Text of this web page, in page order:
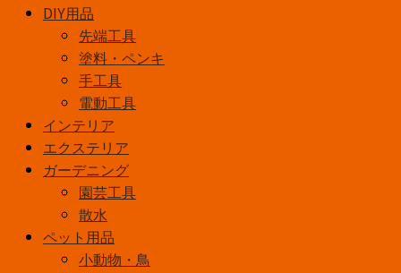
業
W180B6-
K
個
DIY用品
先端工具
塗料・ペンキ
手工具
電動工具
インテリア
エクステリア
ガーデニング
園芸工具
散水
ペット用品
小動物・鳥